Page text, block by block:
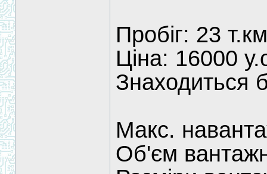
Пробіг: 23
Ціна: 16000
Знаходиться
Макс.
Об'єм